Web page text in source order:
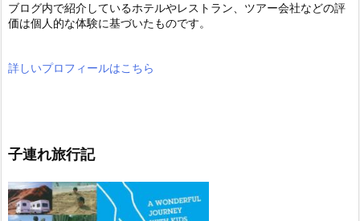
ブログ内で紹介しているホテルやレストラン、ツアー会社などの評
価は個人的な体験に基づいたものです。
詳しいプロフィールはこちら
子連れ旅行記